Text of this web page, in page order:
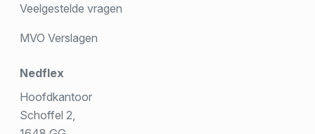
Veelgestelde vragen
MVO Verslagen
Nedflex
Hoofdkantoor
Schoffel 2,